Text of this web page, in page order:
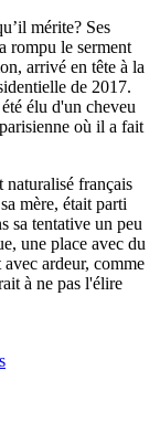
mérite? Ses
rompu le serment
arrivé en tête à la
de 2017.
élu d'un cheveu
où il a fait
naturalisé français
mère, était parti
sa tentative un peu
une place avec du
ardeur, comme
à ne pas l'élire